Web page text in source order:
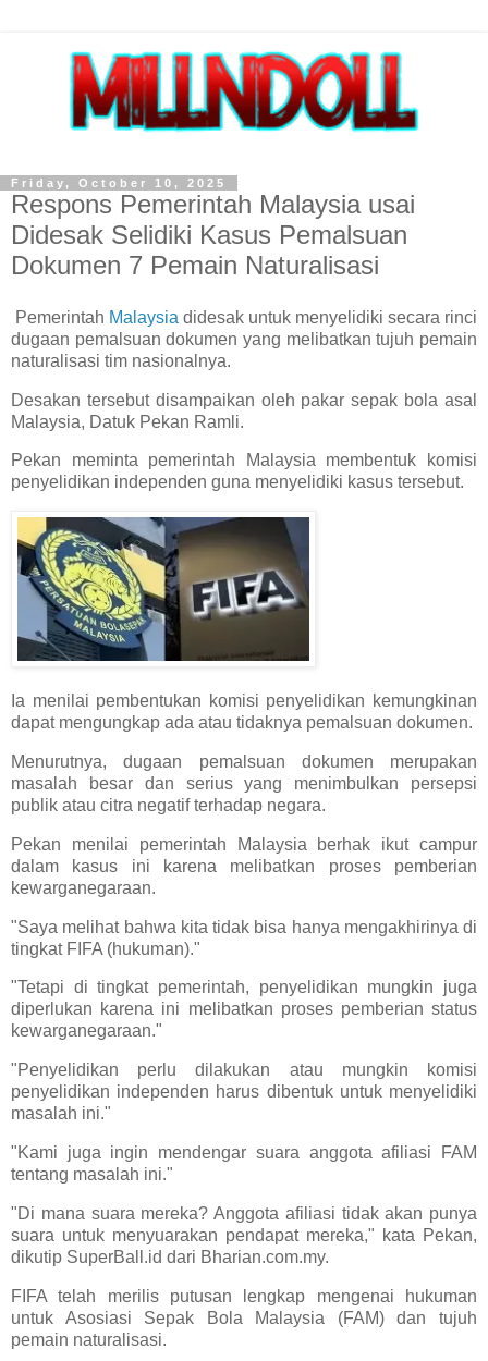
Friday, October 10, 2025
Respons Pemerintah Malaysia usai
Didesak Selidiki Kasus Pemalsuan
Dokumen 7 Pemain Naturalisasi
Pemerintah Malaysia didesak untuk menyelidiki secara rinci
dugaan pemalsuan dokumen yang melibatkan tujuh pemain
naturalisasi tim nasionalnya.
Desakan tersebut disampaikan oleh pakar sepak bola asal
Malaysia, Datuk Pekan Ramli.
Pekan meminta pemerintah Malaysia membentuk komisi
penyelidikan independen guna menyelidiki kasus tersebut.
Ia menilai pembentukan komisi penyelidikan kemungkinan
dapat mengungkap ada atau tidaknya pemalsuan dokumen.
Menurutnya, dugaan pemalsuan dokumen merupakan
masalah besar dan serius yang menimbulkan persepsi
publik atau citra negatif terhadap negara.
Pekan menilai pemerintah Malaysia berhak ikut campur
dalam kasus ini karena melibatkan proses pemberian
kewarganegaraan.
"Saya melihat bahwa kita tidak bisa hanya mengakhirinya di
tingkat FIFA (hukuman)."
"Tetapi di tingkat pemerintah, penyelidikan mungkin juga
diperlukan karena ini melibatkan proses pemberian status
kewarganegaraan."
"Penyelidikan perlu dilakukan atau mungkin komisi
penyelidikan independen harus dibentuk untuk menyelidiki
masalah ini."
"Kami juga ingin mendengar suara anggota afiliasi FAM
tentang masalah ini."
"Di mana suara mereka? Anggota afiliasi tidak akan punya
suara untuk menyuarakan pendapat mereka," kata Pekan,
dikutip SuperBall.id dari Bharian.com.my.
FIFA telah merilis putusan lengkap mengenai hukuman
untuk Asosiasi Sepak Bola Malaysia (FAM) dan tujuh
pemain naturalisasi.